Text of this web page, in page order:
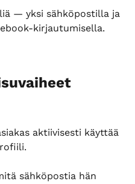
— yksi sähköpostilla ja
kirjautumisella.
aktiivisesti käyttää
sähköpostia hän